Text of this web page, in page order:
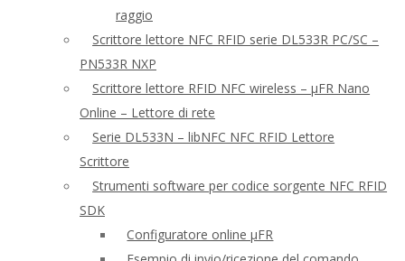
raggio
Scrittore lettore NFC RFID serie DL533R PC/SC –
PN533R NXP
Scrittore lettore RFID NFC wireless – μFR Nano
Online – Lettore di rete
Serie DL533N – libNFC NFC RFID Lettore
Scrittore
Strumenti software per codice sorgente NFC RFID
SDK
Configuratore online μFR